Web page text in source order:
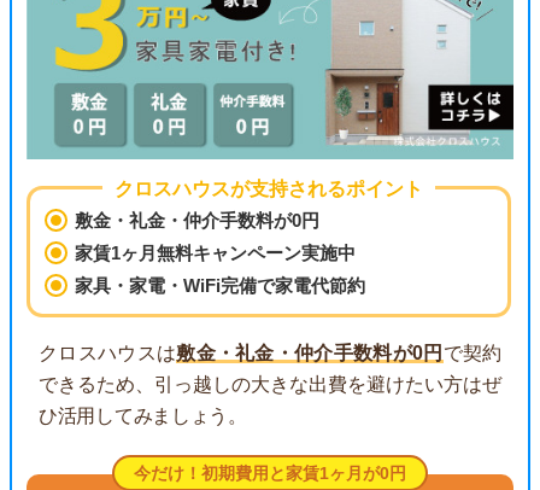
クロスハウスが支持されるポイント
敷金・礼金・仲介手数料が0円
家賃1ヶ月無料キャンペーン実施中
家具・家電・WiFi完備で家電代節約
クロスハウスは敷金・礼金・仲介手数料が0円 で契約
できるため、引っ越しの大きな出費を避けたい方はぜ
ひ活用してみましょう。
今だけ！初期費用と家賃1ヶ月が0円